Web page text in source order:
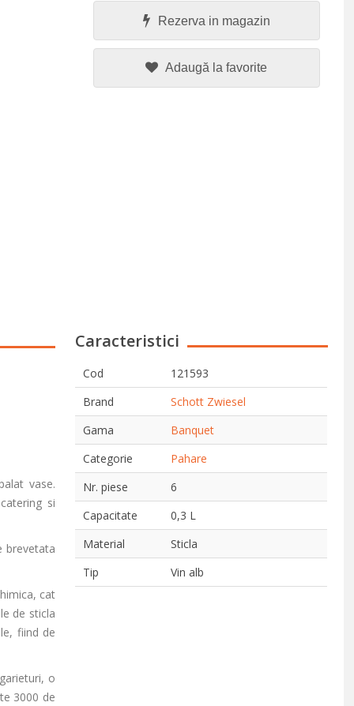
Rezerva in magazin
Adaugă la favorite
vase.
si
brevetata
cat
de sticla
fiind de
o
3000 de
Caracteristici
Cod
121593
Brand
Schott Zwiesel
Gama
Banquet
Categorie
Pahare
Nr. piese
6
Capacitate
0,3 L
Material
Sticla
Tip
Vin alb